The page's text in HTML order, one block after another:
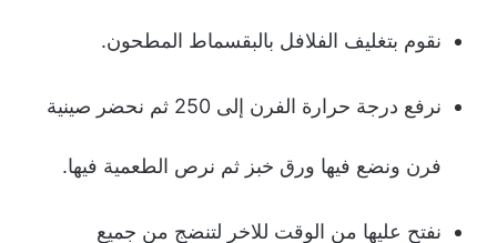
نقوم بتغليف الفلافل بالبقسماط المطحون.
نرفع درجة حرارة الفرن إلى 250 ثم نحضر صينية
فرن ونضع فيها ورق خبز ثم نرص الطعمية فيها.
نفتح عليها من الوقت للاخر لتنضج من جميع